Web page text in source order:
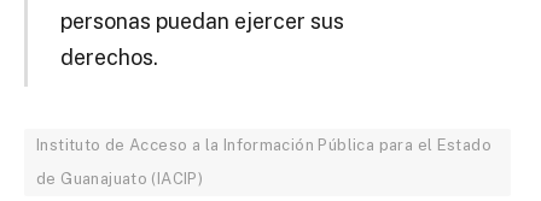
personas puedan ejercer sus
derechos.
Instituto de Acceso a la Información Pública para el Estado
de Guanajuato (IACIP)